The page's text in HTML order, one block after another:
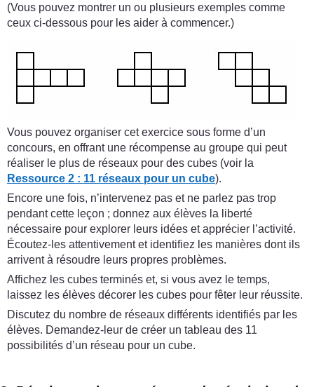
(Vous pouvez montrer un ou plusieurs exemples comme
ceux ci-dessous pour les aider à commencer.)
Vous pouvez organiser cet exercice sous forme d’un
concours, en offrant une récompense au groupe qui peut
réaliser le plus de réseaux pour des cubes (voir la
Ressource 2 : 11 réseaux pour un cube).
Encore une fois, n’intervenez pas et ne parlez pas trop
pendant cette leçon ; donnez aux élèves la liberté
nécessaire pour explorer leurs idées et apprécier l’activité.
Écoutez-les attentivement et identifiez les manières dont ils
arrivent à résoudre leurs propres problèmes.
Affichez les cubes terminés et, si vous avez le temps,
laissez les élèves décorer les cubes pour fêter leur réussite.
Discutez du nombre de réseaux différents identifiés par les
élèves. Demandez-leur de créer un tableau des 11
possibilités d’un réseau pour un cube.